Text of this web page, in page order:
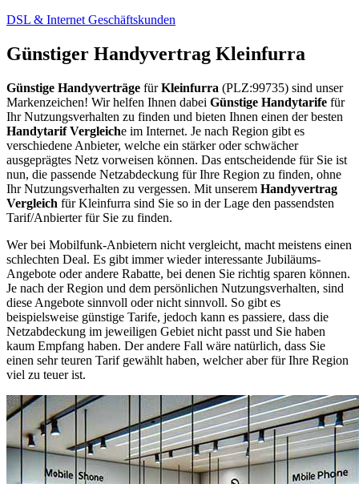
DSL & Internet Geschäftskunden
Günstiger Handyvertrag Kleinfurra
Günstige Handyverträge fürKleinfurra (PLZ:99735) sind unser
Markenzeichen! Wir helfen Ihnen dabei Günstige Handytarife für
Ihr Nutzungsverhalten zu finden und bieten Ihnen einen der besten
Handytarif Vergleiche im Internet. Je nach Region gibt es
verschiedene Anbieter, welche ein stärker oder schwächer
ausgeprägtes Netz vorweisen können. Das entscheidende für Sie ist
nun, die passende Netzabdeckung für Ihre Region zu finden, ohne
Ihr Nutzungsverhalten zu vergessen. Mit unserem Handyvertrag
Vergleich für Kleinfurra sind Sie so in der Lage den passendsten
Tarif/Anbierter für Sie zu finden.
Wer bei Mobilfunk-Anbietern nicht vergleicht, macht meistens einen
schlechten Deal. Es gibt immer wieder interessante Jubiläums-
Angebote oder andere Rabatte, bei denen Sie richtig sparen können.
Je nach der Region und dem persönlichen Nutzungsverhalten, sind
diese Angebote sinnvoll oder nicht sinnvoll. So gibt es
beispielsweise günstige Tarife, jedoch kann es passiere, dass die
Netzabdeckung im jeweiligen Gebiet nicht passt und Sie haben
kaum Empfang haben. Der andere Fall wäre natürlich, dass Sie
einen sehr teuren Tarif gewählt haben, welcher aber für Ihre Region
viel zu teuer ist.